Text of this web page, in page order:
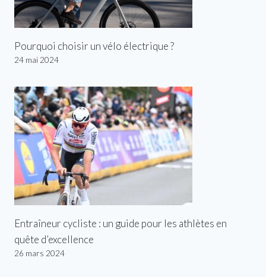
Pourquoi choisir un vélo électrique ?
24 mai 2024
Entraîneur cycliste : un guide pour les athlètes en
quête d’excellence
26 mars 2024